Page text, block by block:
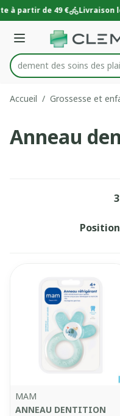
Aller au contenu
1 de 1
à partir de 49 € Livraison
Menu
Rechercher
rapidement des soins des
Accueil / Grossesse et
Anneau
3
Trier par:
MAM
ANNEAU DENTITION